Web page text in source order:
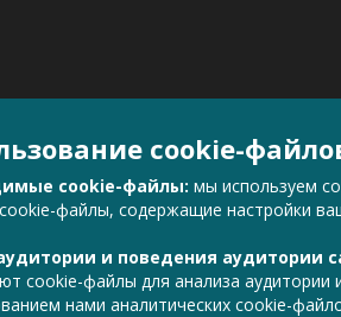
cookie-
cookie-файлы: мы используем
файлы, содержащие настройки
и поведения аудитории
cookie-файлы для анализа аудитории
нами аналитических cookie-